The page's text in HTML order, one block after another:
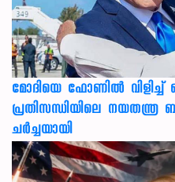
മോദിയെ ഫോണിൽ വിളിച്ച്
പ്രതിസന്ധിയിലെ നയതന്ത്ര
ചർച്ചയായി